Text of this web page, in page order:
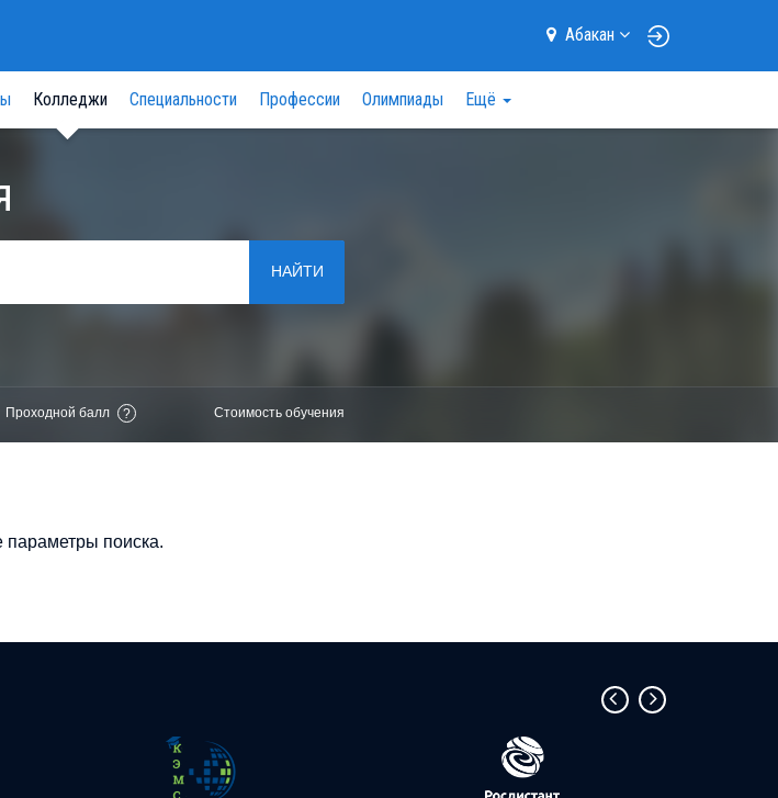
Абакан
Колледжи Специальности Профессии Олимпиады Ещё
НАЙТИ
Проходной балл ? Стоимость обучения
параметры поиска.